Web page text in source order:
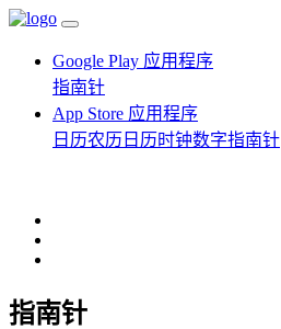
Google Play 应用程序
指南针
App Store 应用程序
日历农历 日历时钟数字指南针
指南针